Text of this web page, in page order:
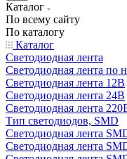
Каталог
По всему сайту
По каталогу
Каталог
Светодиодная лента
Светодиодная лента по
Светодиодная лента 12В
Светодиодная лента 24В
Светодиодная лента
Тип светодиодов, SMD
Cветодиодная лента
Светодиодная лента